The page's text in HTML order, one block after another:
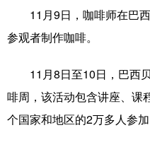
文化产业
11月9日，咖啡师在巴西
参观者制作咖啡。
11月8日至10日，巴西贝
啡周，该活动包含讲座、课
个国家和地区的2万多人参加